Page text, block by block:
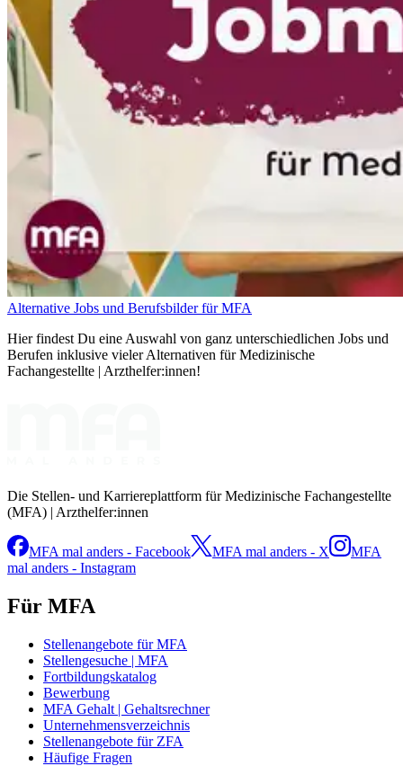
Alternative Jobs und Berufsbilder für MFA
Hier findest Du eine Auswahl von ganz unterschiedlichen Jobs und
Berufen inklusive vieler Alternativen für Medizinische
Fachangestellte | Arzthelfer:innen!
Die Stellen- und Karriereplattform für Medizinische Fachangestellte
(MFA) | Arzthelfer:innen
MFA mal anders - Facebook MFA mal anders - X
MFA
mal anders - Instagram
Für MFA
Stellenangebote für MFA
Stellengesuche | MFA
Fortbildungskatalog
Bewerbung
MFA Gehalt | Gehaltsrechner
Unternehmensverzeichnis
Stellenangebote für ZFA
Häufige Fragen